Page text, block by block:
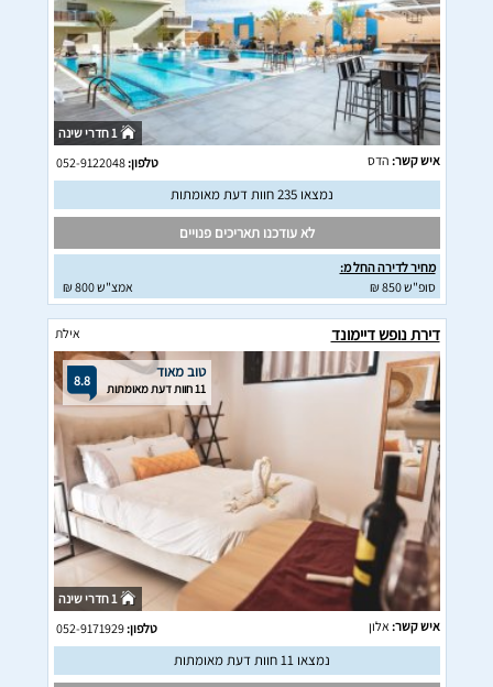
1 חדרי שינה
איש קשר: הדס טלפון:052-9122048
נמצאו 235 חוות דעת מאומתות
לא עודכנו תאריכים פנויים
מחיר לדירה החל מ:
סופ"ש 850 ₪
אמצ"ש 800 ₪
דירת נופש דיימונד אילת
8.8 טוב מאוד
11 חוות דעת מאומתות
1 חדרי שינה
איש קשר: אלון טלפון:052-9171929
נמצאו 11 חוות דעת מאומתות